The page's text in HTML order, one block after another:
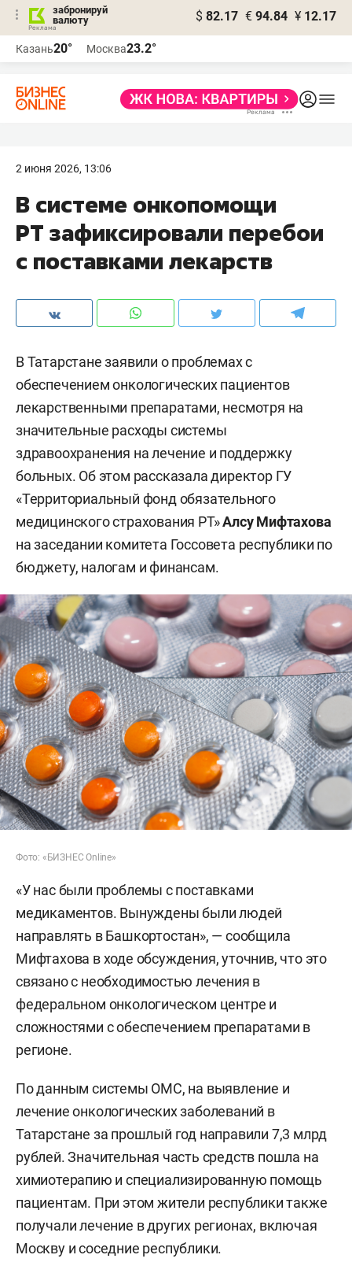
забронируй
валюту
$ 82.17 € 94.84 ¥ 12.17
Казань20° Москва23.2°
2 июня 2026, 13:06
В системе онкопомощи
РТ зафиксировали перебои
с поставками лекарств
В Татарстане заявили о проблемах с
обеспечением онкологических пациентов
лекарственными препаратами, несмотря на
значительные расходы системы
здравоохранения на лечение и поддержку
больных. Об этом рассказала директор ГУ
«Территориальный фонд обязательного
медицинского страхования РТ»Алсу Мифтахова
на заседании комитета Госсовета республики по
бюджету, налогам и финансам.
Фото: «БИЗНЕС Online»
«У нас были проблемы с поставками
медикаментов. Вынуждены были людей
направлять в Башкортостан», — сообщила
Мифтахова в ходе обсуждения, уточнив, что это
связано с необходимостью лечения в
федеральном онкологическом центре и
сложностями с обеспечением препаратами в
регионе.
По данным системы ОМС, на выявление и
лечение онкологических заболеваний в
Татарстане за прошлый год направили 7,3 млрд
рублей. Значительная часть средств пошла на
химиотерапию и специализированную помощь
пациентам. При этом жители республики также
получали лечение в других регионах, включая
Москву и соседние республики.